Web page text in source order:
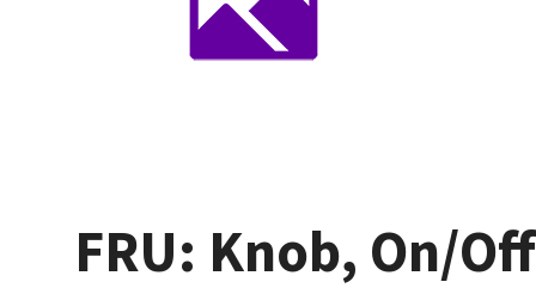
FRU: Knob, On/